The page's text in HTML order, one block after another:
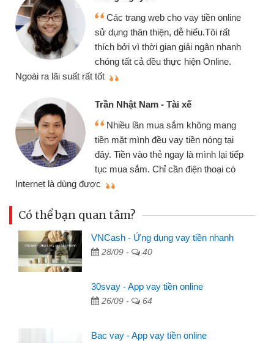
cho vay tiền online
dễ hiểu.Tôi rất
giải ngân nhanh
hiện Online.
Tài xế
sắm không mang
vay tiền nóng tại
ngay là mình lại tiếp
cần điện thoại có
Mình cần tiền gấp
chiếc xe wave nhưng
gói vay tiền bằng
cần gặp mặt nên rất
thiệu cho bạn bè biết
Cấn Văn Lực - Tạp
nhiều lúc cần vốn
đến website qua bạn
đã giải quyết được
Có thể bạn quan tâm?
VNCash - Ứng dụng vay tiền nhanh
28/09 - 40
30svay - App vay tiền online
26/09 - 64
Bac vay - App vay tiền online